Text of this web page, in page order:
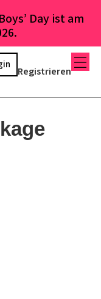
Day ist am
Registrieren